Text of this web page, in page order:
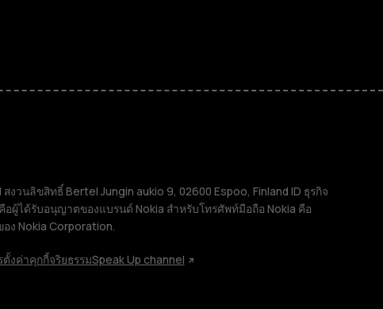
งวนลิขสิทธิ์ Bertel Jungin aukio 9, 02600 Espoo, Finland ID ธุรกิจ
อผู้ได้รับอนุญาตของแบรนด์ Nokia สำหรับโทรศัพท์มือถือ Nokia คือ
ง Nokia Corporation.
ตั้งค่าคุกกี้จริยธรรมSpeak Up channel